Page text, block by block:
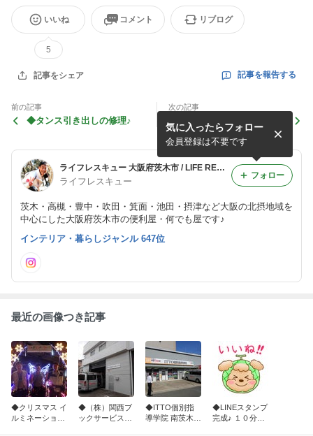
いいね
5
コメント リブログ
記事をシェア 記事を報告する
前の記事
◆タンス引き出しの修理♪
次の記事
◆お風呂の換気扇を交換♪
ライフレスキュー 大阪府茨木市 / LIFE RESCUE 大阪・茨木の便利屋・何でも屋
ライフレスキュー
茨木・高槻・豊中・吹田・箕面・池田・摂津など大阪の北摂地域を
中心にした大阪府茨木市の便利屋・何でも屋です♪
気に入ったらフォロー
会員登録は不要です
フォロー
インテリア・暮らしジャンル 647位
最近の画像つき記事
◆クリスマス イ
ルミネーション
◆（株）関西ブ
ックサービスさ
◆ITTO個別指
導学院 南茨木校
◆LINEスタンプ
完成♪ １０分間